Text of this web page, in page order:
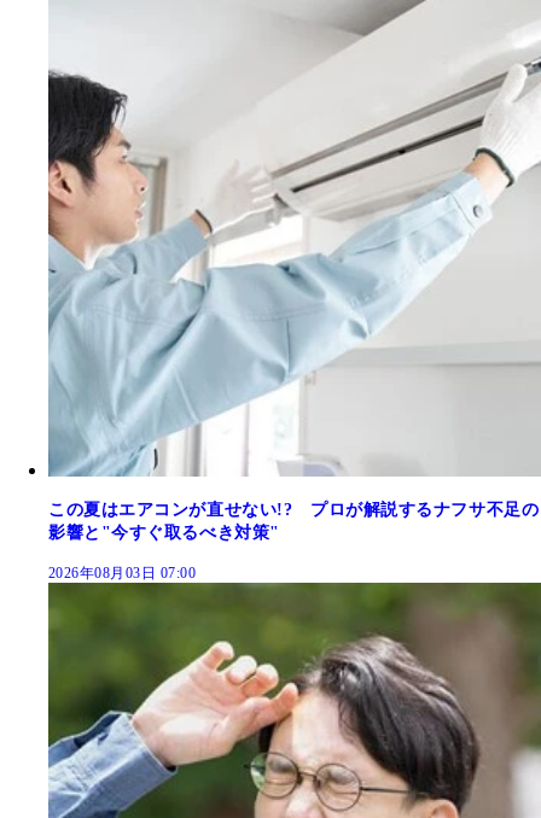
この夏はエアコンが直せない!? プロが解説するナフサ不足の
影響と"今すぐ取るべき対策"
2026年08月03日 07:00